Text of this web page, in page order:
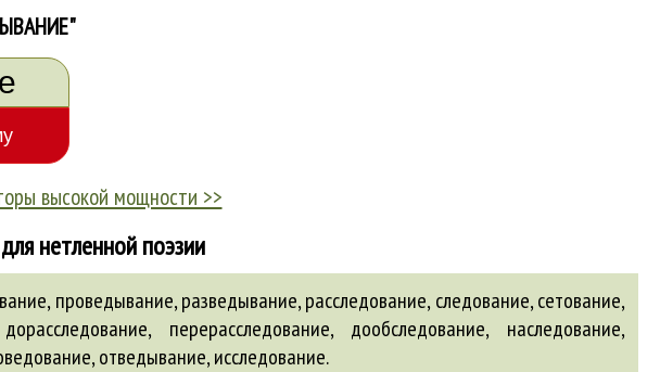
высокой мощности >>
нетленной поэзии
проведывание, разведывание, расследование, следование, сетование,
дорасследование, перерасследование, дообследование, наследование,
,отведывание,исследование.